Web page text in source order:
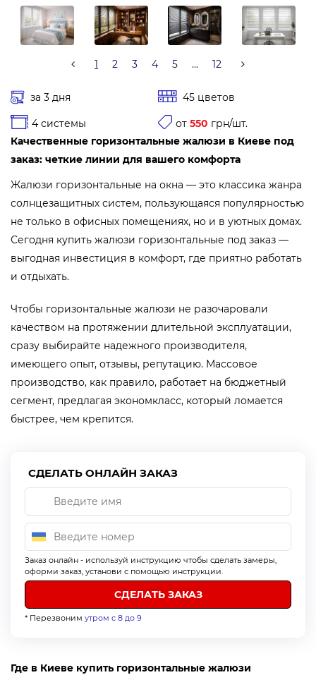
1 2 3 4 5 ... 12
за 3 дня 45 цветов
4 системы от 550 грн/шт.
Качественные горизонтальные жалюзи в Киеве под
заказ: четкие линии для вашего комфорта
Жалюзи горизонтальные на окна — это классика жанра
солнцезащитных систем, пользующаяся популярностью
не только в офисных помещениях, но и в уютных домах.
Сегодня купить жалюзи горизонтальные под заказ —
выгодная инвестиция в комфорт, где приятно работать
и отдыхать.
Чтобы горизонтальные жалюзи не разочаровали
качеством на протяжении длительной эксплуатации,
сразу выбирайте надежного производителя,
имеющего опыт, отзывы, репутацию. Массовое
производство, как правило, работает на бюджетный
сегмент, предлагая экономкласс, который ломается
быстрее, чем крепится.
СДЕЛАТЬ ОНЛАЙН ЗАКАЗ
Заказ онлайн - используй инструкцию чтобы сделать замеры,
оформи заказ, установи с помощью инструкции.
* Перезвоним утром с 8 до 9
Где в Киеве купить горизонтальные жалюзи